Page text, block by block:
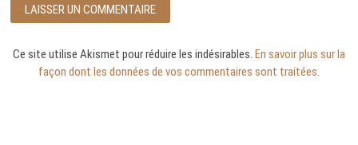
Ce site utilise Akismet pour réduire les indésirables. En savoir plus sur la
façon dont les données de vos commentaires sont traitées.